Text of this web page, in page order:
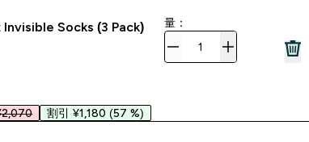
Invisible Socks (3 Pack)
割引 ¥1,180 (57 %)
量：